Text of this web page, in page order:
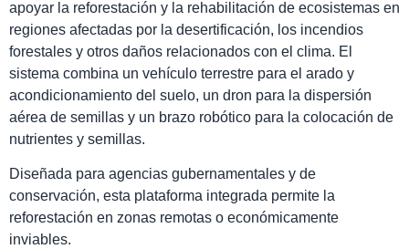
apoyar la reforestación y la rehabilitación de ecosistemas en
regiones afectadas por la desertificación, los incendios
forestales y otros daños relacionados con el clima. El
sistema combina un vehículo terrestre para el arado y
acondicionamiento del suelo, un dron para la dispersión
aérea de semillas y un brazo robótico para la colocación de
nutrientes y semillas.
Diseñada para agencias gubernamentales y de
conservación, esta plataforma integrada permite la
reforestación en zonas remotas o económicamente
inviables.